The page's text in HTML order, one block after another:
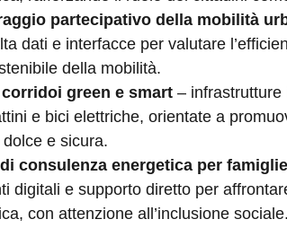
partecipativo della mobilità
dati e interfacce per valutare
della mobilità.
green e smart – infrastrutture
e bici elettriche, orientate a
e sicura.
consulenza energetica per
digitali e supporto diretto per
con attenzione all’inclusione sociale.